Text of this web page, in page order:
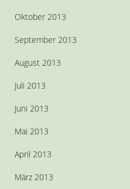
Oktober 2013
September 2013
August 2013
Juli 2013
Juni 2013
Mai 2013
April 2013
März 2013